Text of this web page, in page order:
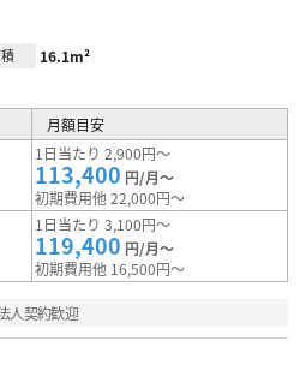
16.1m²
月額目安
1日当たり 2,900円～
113,400 円/月～
初期費用他 22,000円～
1日当たり 3,100円～
119,400 円/月～
初期費用他 16,500円～
人契約歓迎